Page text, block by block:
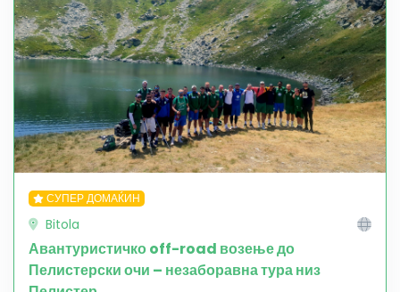
СУПЕР ДОМАЌИН
Bitola
Авантуристичко off-road возење до
Пелистерски очи – незаборавна тура низ